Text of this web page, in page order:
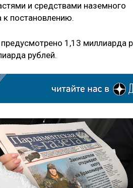
и средствами наземного
к постановлению.
1,13 миллиарда
рублей.